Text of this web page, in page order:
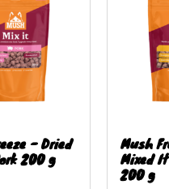
- Dried
200 g
Mush
Mixed
200 g